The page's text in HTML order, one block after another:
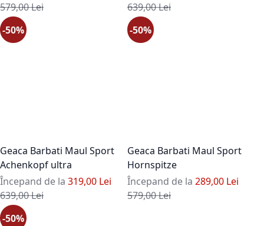
Pret standard
579,00 Lei
Pret standard
639,00 Lei
-50%
Geaca Barbati Maul Sport
Achenkopf ultra
Începand de la 319,00 Lei
Pret standard
639,00 Lei
-50%
Geaca Barbati Maul Sport
Hornspitze
Începand de la 289,00 Lei
Pret standard
579,00 Lei
-50%